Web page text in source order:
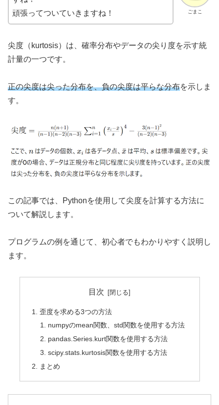
ごまこ
頑張ってついていきますね！
尖度（kurtosis）は、確率分布やデータの尖り度を示す統
計量の一つです。
正の尖度は尖った分布を、負の尖度は平らな分布を示しま
す。
この記事では、Pythonを使用して尖度を計算する方法に
ついて解説します。
プログラムの例を通じて、初心者でもわかりやすく説明し
ます。
目次
歪度を求める3つの方法
numpyのmean関数、std関数を使用する方法
pandas.Series.kurt関数を使用する方法
scipy.stats.kurtosis関数を使用する方法
まとめ